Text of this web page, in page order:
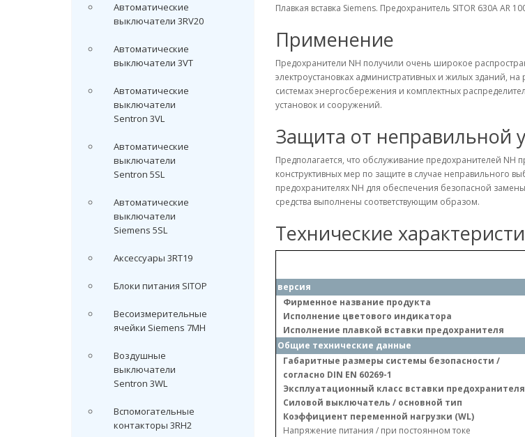
Автоматические
выключатели 3RV20
Автоматические
выключатели 3VT
Автоматические
выключатели
Sentron 3VL
Автоматические
выключатели
Sentron 5SL
Автоматические
выключатели
Siemens 5SL
Аксессуары 3RT19
Блоки питания SITOP
Весоизмерительные
ячейки Siemens 7MH
Воздушные
выключатели
Sentron 3WL
Вспомогательные
контакторы 3RH2
Плавкая вставка Siemens. Предохранитель SITOR 630A AR
Применение
Предохранители NH получили очень широкое
электроустановках административных и жилых зданий,
системах энергосбережения и комплектных
установок и сооружений.
Защита от неправильной
Предполагается, что обслуживание предохранителей NH
конструктивных мер по защите в случае неправильного
предохранителях NH для обеспечения безопасной
средства выполнены соответствующим образом.
Технические
версия
Фирменное название продукта
Исполнение цветового индикатора
Исполнение плавкой вставки предохранителя
Общие технические данные
Габаритные размеры системы безопасности /
согласно DIN EN 60269-1
Эксплуатационный класс вставки предохранителя
Силовой выключатель / основной тип
Коэффициент переменной нагрузки (WL)
Напряжение питания / при постоянном токе